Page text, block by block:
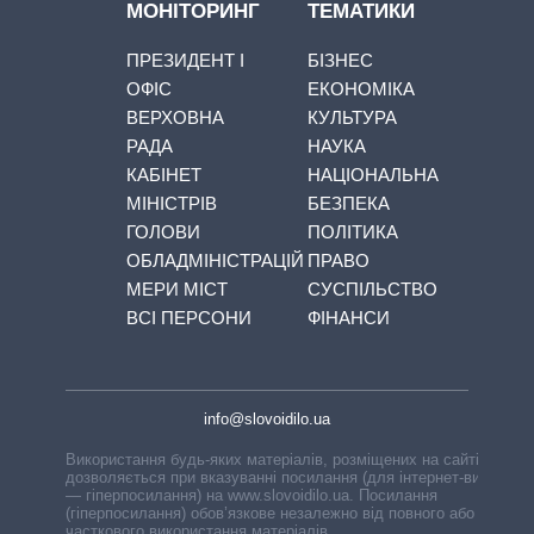
МОНІТОРИНГ
ПРЕЗИДЕНТ І
ОФІС
ВЕРХОВНА
РАДА
КАБІНЕТ
МІНІСТРІВ
ГОЛОВИ
ОБЛАДМІНІСТРАЦІЙ
МЕРИ МІСТ
ВСІ ПЕРСОНИ
ТЕМАТИКИ
БІЗНЕС
ЕКОНОМІКА
КУЛЬТУРА
НАУКА
НАЦІОНАЛЬНА
БЕЗПЕКА
ПОЛІТИКА
ПРАВО
СУСПІЛЬСТВО
ФІНАНСИ
info@slovoidilo.ua
Використання будь-яких матеріалів, розміщених на сайті,
дозволяється при вказуванні посилання (для інтернет-видань
— гіперпосилання) на www.slovoidilo.ua. Посилання
(гіперпосилання) обов’язкове незалежно від повного або
часткового використання матеріалів.